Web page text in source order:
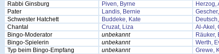
Rabbi Ginsburg
Piven, Byrne
Herzog,
Pater
Landis, Bernie
Schwester Hatchett
Buddeke, Kate
Chantal
Cruzat, Liza
Al-Akel,
Bingo-Moderator
unbekannt
Räuker,
Bingo-Spielerin
unbekannt
Werth,
Typ beim Bingo-Empfang
unbekannt
Grewe,